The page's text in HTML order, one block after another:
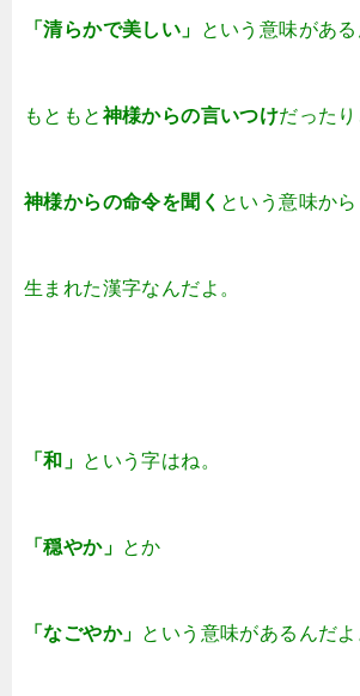
「清らかで美しい」 という意味がある
もともと神様からの言いつけだったり
神様からの命令を聞く という意味から
生まれた漢字なんだよ。
「和」 という字はね。
「穏やか」 とか
「なごやか」 という意味があるんだよ